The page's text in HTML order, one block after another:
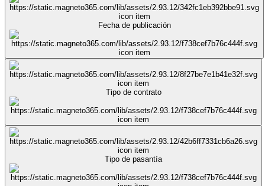
Fecha de publicación
Tipo de contrato
Tipo de pasantía